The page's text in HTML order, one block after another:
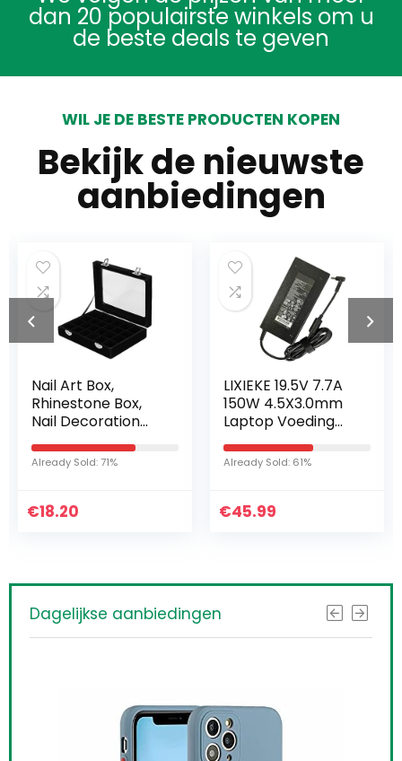
dan 20 populairste winkels om u
de beste deals te geven
WIL JE DE BESTE PRODUCTEN KOPEN
Bekijk de nieuwste
aanbiedingen
Nail Art Box,
Rhinestone Box,
Nail Decoration
Box voor het
opbergen van een
verscheidenheid
het…
Already Sold: 71%
€18.20
LIXIEKE 19.5V 7.7A
150W 4.5X3.0mm
Laptop Voeding
Adapter
Vervanging voor
HP Q193 Q173 TPN-
646212-001
Already Sold: 61%
€45.99
Dagelijkse aanbiedingen